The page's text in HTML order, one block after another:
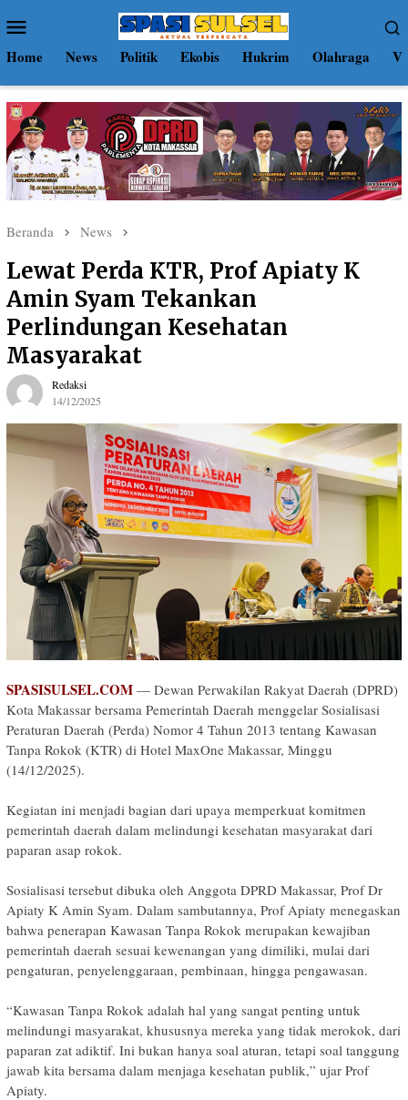
ke
kontenMobile
Home News Politik Ekobis Hukrim Olahraga
Beranda News
Lewat Perda KTR, Prof Apiaty K
Amin Syam Tekankan
Perlindungan Kesehatan
Masyarakat
Redaksi
14/12/2025
SPASISULSEL.COM — Dewan Perwakilan Rakyat Daerah (DPRD)
Kota Makassar bersama Pemerintah Daerah menggelar Sosialisasi
Peraturan Daerah (Perda) Nomor 4 Tahun 2013 tentang Kawasan
Tanpa Rokok (KTR) di Hotel MaxOne Makassar, Minggu
(14/12/2025).
‎Kegiatan ini menjadi bagian dari upaya memperkuat komitmen
pemerintah daerah dalam melindungi kesehatan masyarakat dari
paparan asap rokok.
‎Sosialisasi tersebut dibuka oleh Anggota DPRD Makassar, Prof Dr
Apiaty K Amin Syam. Dalam sambutannya, Prof Apiaty menegaskan
bahwa penerapan Kawasan Tanpa Rokok merupakan kewajiban
pemerintah daerah sesuai kewenangan yang dimiliki, mulai dari
pengaturan, penyelenggaraan, pembinaan, hingga pengawasan.
‎“Kawasan Tanpa Rokok adalah hal yang sangat penting untuk
melindungi masyarakat, khususnya mereka yang tidak merokok, dari
paparan zat adiktif. Ini bukan hanya soal aturan, tetapi soal tanggung
jawab kita bersama dalam menjaga kesehatan publik,” ujar Prof
Apiaty.